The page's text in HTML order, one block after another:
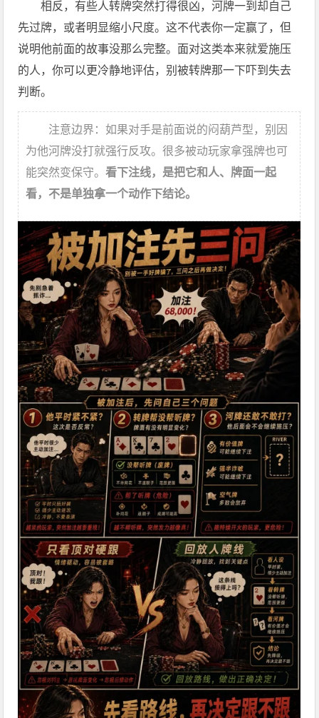
相反，有些人转牌突然打得很凶，河牌一到却自己
先过牌，或者明显缩小尺度。这不代表你一定赢了，但
说明他前面的故事没那么完整。面对这类本来就爱施压
的人，你可以更冷静地评估，别被转牌那一下吓到失去
判断。
注意边界：如果对手是前面说的闷葫芦型，别因
为他河牌没打就强行反攻。很多被动玩家拿强牌也可
能突然变保守。看下注线，是把它和人、牌面一起
看，不是单独拿一个动作下结论。